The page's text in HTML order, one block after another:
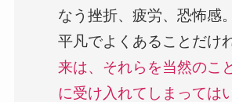
なう挫折、疲労、恐怖感
平凡でよくあることだけ
来は、それらを当然のこ
に受け入れてしまっては